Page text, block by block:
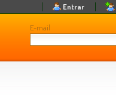
E-mail
Entrar